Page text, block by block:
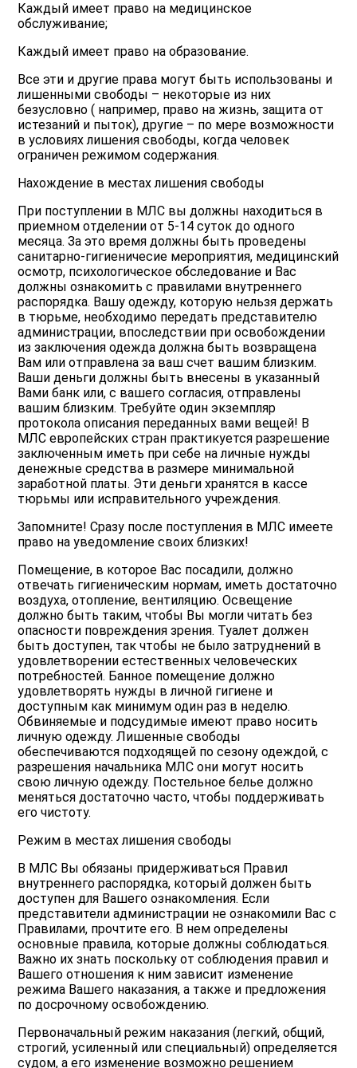
Каждый имеет право на медицинское
обслуживание;
Каждый имеет право на образование.
Все эти и другие права могут быть использованы и
лишенными свободы – некоторые из них
безусловно ( например, право на жизнь, защита от
истезаний и пыток), другие – по мере возможности
в условиях лишения свободы, когда человек
ограничен режимом содержания.
Нахождение в местах лишения свободы
При поступлении в МЛС вы должны находиться в
приемном отделении от 5-14 суток до одного
месяца. За это время должны быть проведены
санитарно-гигиеничесие мероприятия, медицинский
осмотр, психологическое обследование и Вас
должны ознакомить с правилами внутреннего
распорядка. Вашу одежду, которую нельзя держать
в тюрьме, необходимо передать представителю
администрации, впоследствии при освобождении
из заключения одежда должна быть возвращена
Вам или отправлена за ваш счет вашим близким.
Ваши деньги должны быть внесены в указанный
Вами банк или, с вашего согласия, отправлены
вашим близким. Требуйте один экземпляр
протокола описания переданных вами вещей! В
МЛС европейских стран практикуется разрешение
заключенным иметь при себе на личные нужды
денежные средства в размере минимальной
заработной платы. Эти деньги хранятся в кассе
тюрьмы или исправительного учреждения.
Запомните! Сразу после поступления в МЛС имеете
право на уведомление своих близких!
Помещение, в которое Вас посадили, должно
отвечать гигиеническим нормам, иметь достаточно
воздуха, отопление, вентиляцию. Освещение
должно быть таким, чтобы Вы могли читать без
опасности повреждения зрения. Туалет должен
быть доступен, так чтобы не было затруднений в
удовлетворении естественных человеческих
потребностей. Банное помещение должно
удовлетворять нужды в личной гигиене и
доступным как минимум один раз в неделю.
Обвиняемые и подсудимые имеют право носить
личную одежду. Лишенные свободы
обеспечиваются подходящей по сезону одеждой, с
разрешения начальника МЛС они могут носить
свою личную одежду. Постельное белье должно
меняться достаточно часто, чтобы поддерживать
его чистоту.
Режим в местах лишения свободы
В МЛС Вы обязаны придерживаться Правил
внутреннего распорядка, который должен быть
доступен для Вашего ознакомления. Если
представители администрации не ознакомили Вас с
Правилами, прочтите его. В нем определены
основные правила, которые должны соблюдаться.
Важно их знать поскольку от соблюдения правил и
Вашего отношения к ним зависит изменение
режима Вашего наказания, а также и предложения
по досрочному освобождению.
Первоначальный режим наказания (легкий, общий,
строгий, усиленный или специальный) определяется
судом, а его изменение возможно решением